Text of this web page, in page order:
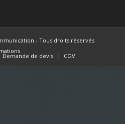
- Tous droits réservés
Demande de devis CGV